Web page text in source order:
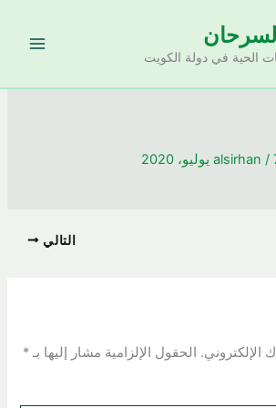
الحية في دولة الكويت
alsirhan/
التالي
الإلكتروني. الحقول الإلزامية مشار إليها بـ *